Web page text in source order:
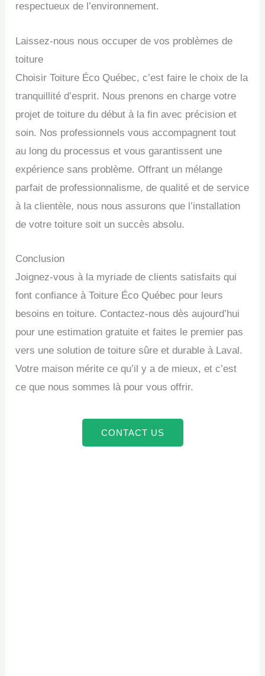
respectueux de l’environnement.
Laissez-nous nous occuper de vos problèmes de
toiture
Choisir Toiture Éco Québec, c’est faire le choix de la
tranquillité d’esprit. Nous prenons en charge votre
projet de toiture du début à la fin avec précision et
soin. Nos professionnels vous accompagnent tout
au long du processus et vous garantissent une
expérience sans problème. Offrant un mélange
parfait de professionnalisme, de qualité et de service
à la clientèle, nous nous assurons que l’installation
de votre toiture soit un succès absolu.
Conclusion
Joignez-vous à la myriade de clients satisfaits qui
font confiance à Toiture Éco Québec pour leurs
besoins en toiture. Contactez-nous dès aujourd’hui
pour une estimation gratuite et faites le premier pas
vers une solution de toiture sûre et durable à Laval.
Votre maison mérite ce qu’il y a de mieux, et c’est
ce que nous sommes là pour vous offrir.
CONTACT US